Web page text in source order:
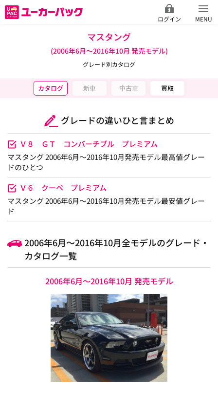
ログイン MENU
マスタング
(2006年6月～2016年10月 発売モデル)
グレード別カタログ
カタログ 新車 中古車 買取
グレードの違いひと言まとめ
Ｖ８ ＧＴ コンバーチブル プレミアム
マスタング 2006年6月～2016年10月発売モデル最高値グレー
ドのひとつ
Ｖ６ クーペ プレミアム
マスタング 2006年6月～2016年10月発売モデル最安値グレー
ド
2006年6月～2016年10月全モデルのグレード・
カタログ一覧
2006年6月～2016年10月 発売モデル